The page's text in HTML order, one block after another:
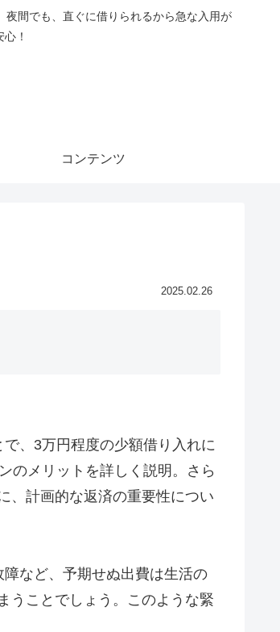
間でも、直ぐに借りられるから急な入用が
！
コンテンツ
2025.02.26
、3万円程度の少額借り入れに
のメリットを詳しく説明。さら
、計画的な返済の重要性につい
など、予期せぬ出費は生活の
うことでしょう。このような緊